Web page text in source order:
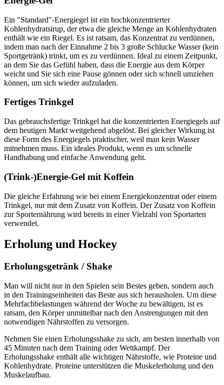
Ein "Standard"-Energiegel ist ein hochkonzentrierter
Kohlenhydratsirup, der etwa die gleiche Menge an Kohlenhydraten
enthält wie ein Riegel. Es ist ratsam, das Konzentrat zu verdünnen,
indem man nach der Einnahme 2 bis 3 große Schlucke Wasser (kein
Sportgetränk) trinkt, um es zu verdünnen. Ideal zu einem Zeitpunkt,
an dem Sie das Gefühl haben, dass die Energie aus dem Körper
weicht und Sie sich eine Pause gönnen oder sich schnell umziehen
können, um sich wieder aufzuladen.
Fertiges Trinkgel
Das gebrauchsfertige Trinkgel hat die konzentrierten Energiegels auf
dem heutigen Markt weitgehend abgelöst. Bei gleicher Wirkung ist
diese Form des Energiegels praktischer, weil man kein Wasser
mitnehmen muss. Ein ideales Produkt, wenn es um schnelle
Handhabung und einfache Anwendung geht.
(Trink-)Energie-Gel mit Koffein
Die gleiche Erfahrung wie bei einem Energiekonzentrat oder einem
Trinkgel, nur mit dem Zusatz von Koffein. Der Zusatz von Koffein
zur Sporternährung wird bereits in einer Vielzahl von Sportarten
verwendet.
Erholung und Hockey
Erholungsgetränk / Shake
Man will nicht nur in den Spielen sein Bestes geben, sondern auch
in den Trainingseinheiten das Beste aus sich herausholen. Um diese
Mehrfachbelastungen während der Woche zu bewältigen, ist es
ratsam, den Körper unmittelbar nach den Anstrengungen mit den
notwendigen Nährstoffen zu versorgen.
Nehmen Sie einen Erholungsshake zu sich, am besten innerhalb von
45 Minuten nach dem Training oder Wettkampf. Der
Erholungsshake enthält alle wichtigen Nährstoffe, wie Proteine und
Kohlenhydrate. Proteine unterstützen die Muskelerholung und den
Muskelaufbau.